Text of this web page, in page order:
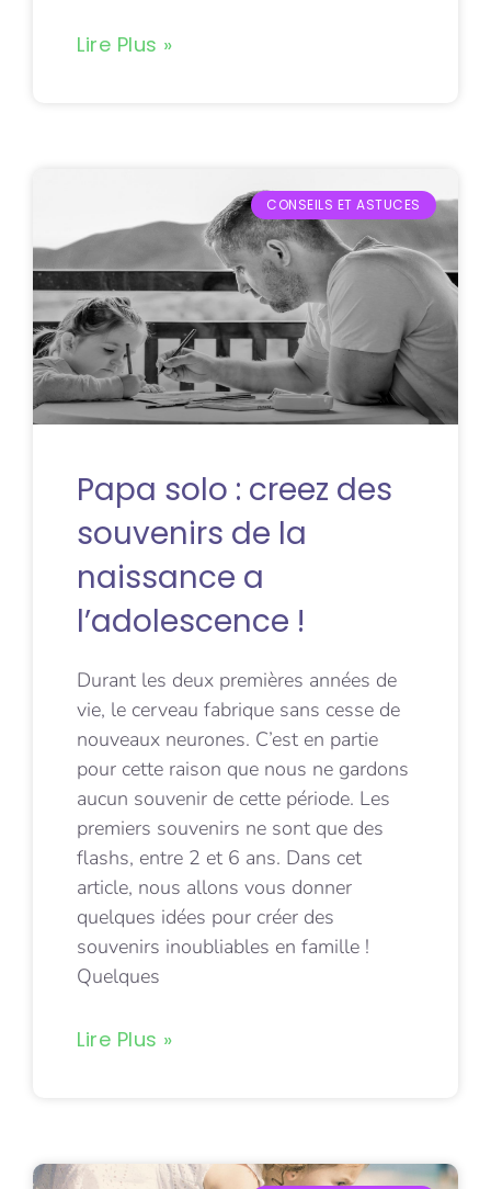
Lire Plus »
CONSEILS ET ASTUCES
Papa solo : creez des
souvenirs de la
naissance a
l’adolescence !
Durant les deux premières années de
vie, le cerveau fabrique sans cesse de
nouveaux neurones. C’est en partie
pour cette raison que nous ne gardons
aucun souvenir de cette période. Les
premiers souvenirs ne sont que des
flashs, entre 2 et 6 ans. Dans cet
article, nous allons vous donner
quelques idées pour créer des
souvenirs inoubliables en famille !
Quelques
Lire Plus »